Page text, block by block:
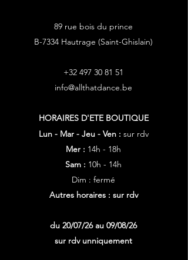
89 rue bois du prince
B-7334 Hautrage (Saint-Ghislain)
+32 497 30 81 51
info@allthatdance.be
HORAIRES D'ETE BOUTIQUE
Lun - Mar - Jeu - Ven : sur rdv
Mer : 14h - 18h
Sam : 10h - 14h
Dim : fermé
Autres horaires : sur rdv
du 20/07/26 au 09/08/26
sur rdv unniquement